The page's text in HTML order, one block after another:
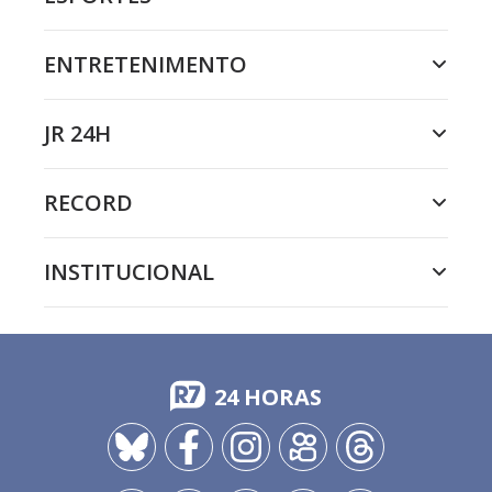
ENTRETENIMENTO
JR 24H
RECORD
INSTITUCIONAL
24 HORAS